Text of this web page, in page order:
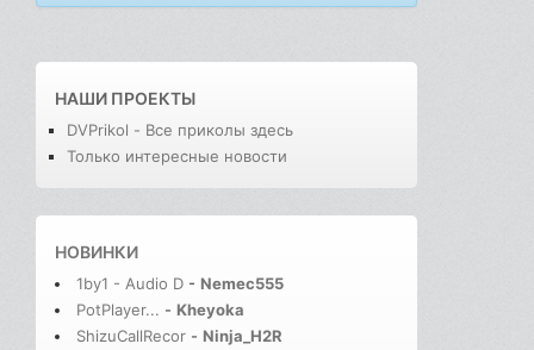
НАШИ ПРОЕКТЫ
DVPrikol - Все приколы здесь
Только интересные новости
НОВИНКИ
1by1 - Audio D - Nemec555
PotPlayer... - Kheyoka
ShizuCallRecor - Ninja_H2R